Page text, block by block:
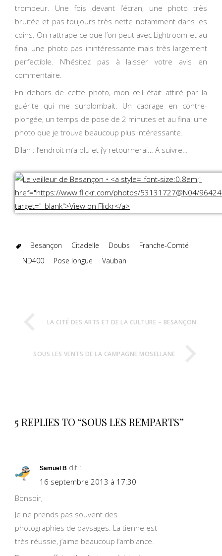
trompeur. Une fois devant l’écran, une photo très
bruitée et pas toujours très nette notamment dans les
coins. On rattrape ce que l’on peut avec Lightroom et au
final une photo pas inintéressante mais très largement
perfectible. N’hésitez pas à laisser votre avis en
commentaire.
En dehors de cette photo, mon œil était attiré par la
guérite qui me surplombait. Un cadrage en contre-
plongée, un temps de pose de 2 minutes et au final une
photo que je trouve beaucoup plus intéressante.
Bilan : l’endroit m’a plu et j’y retournerai… A suivre…
Besançon Citadelle Doubs
Franche-Comté
ND400
Pose longue Vauban
LA CITÉ DES ARTS ET DE LA CULTURE – BESANÇON
SOUS LES VENTS DE LA CAMPAGNE MOSELLANE
5 REPLIES TO “SOUS LES REMPARTS”
Samuel B dit :
16 septembre 2013 à 17:30
Bonsoir,
Je ne prends pas souvent des
photographies de paysages. La tienne est
très réussie, j’aime beaucoup l’ambiance.